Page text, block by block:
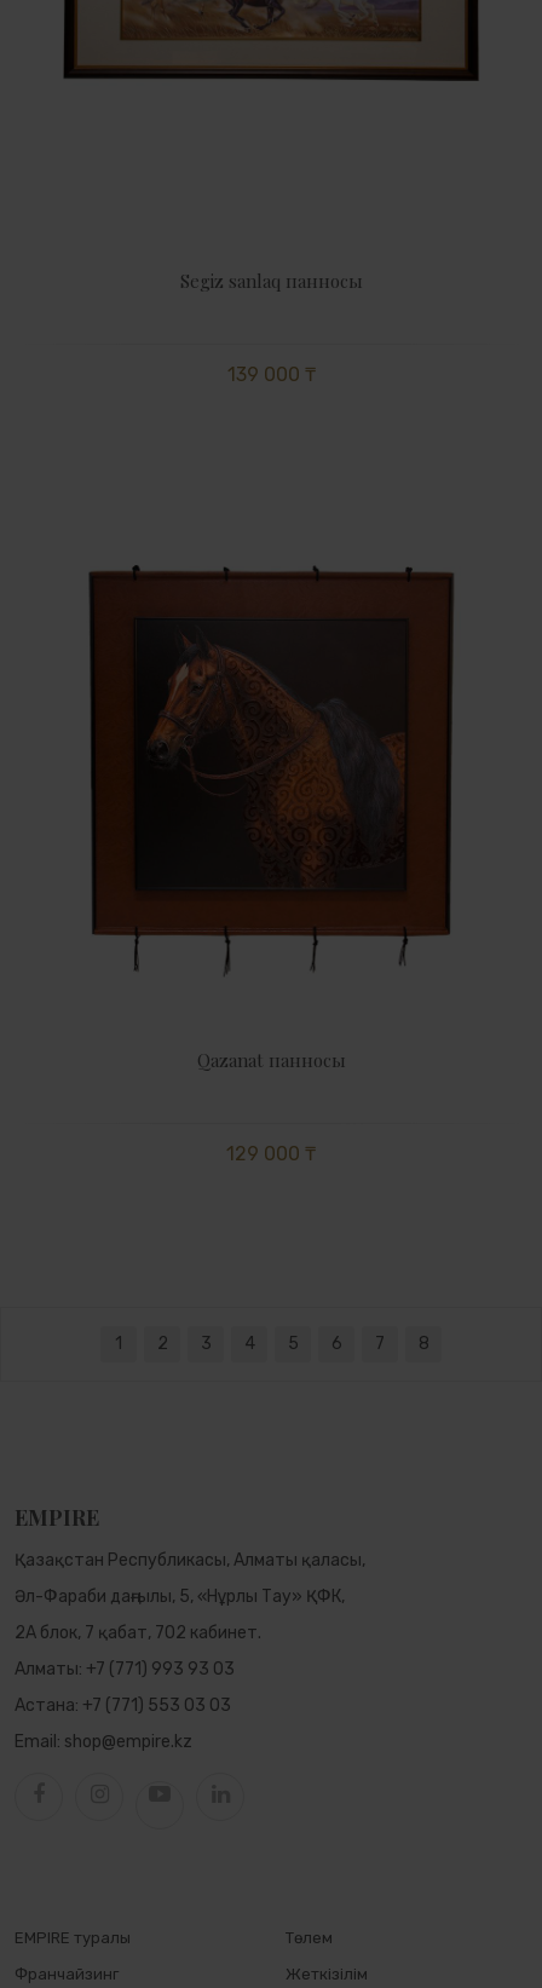
Segiz sanlaq панносы
139 000 ₸
Qazanat панносы
129 000 ₸
1 2 3 4 5 6 7 8
EMPIRE
Қазақстан Республикасы, Алматы қаласы,
Әл-Фараби даңғылы, 5, «Нұрлы Тау» ҚФК,
2А блок, 7 қабат, 702 кабинет.
Алматы: +7 (771) 993 93 03
Астана: +7 (771) 553 03 03
Email: shop@empire.kz
EMPIRE туралы
Франчайзинг
Төлем
Жеткізілім